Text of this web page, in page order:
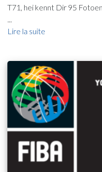
T71, hei kennt Dir 95
...
Lire la suite